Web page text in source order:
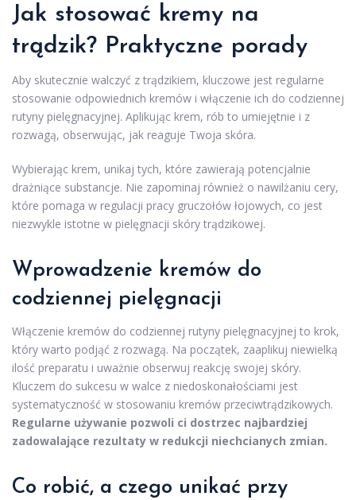
Jak stosować kremy na
trądzik? Praktyczne porady
Aby skutecznie walczyć z trądzikiem, kluczowe jest regularne
stosowanie odpowiednich kremów i włączenie ich do codziennej
rutyny pielęgnacyjnej. Aplikując krem, rób to umiejętnie i z
rozwagą, obserwując, jak reaguje Twoja skóra.
Wybierając krem, unikaj tych, które zawierają potencjalnie
drażniące substancje. Nie zapominaj również o nawilżaniu cery,
które pomaga w regulacji pracy gruczołów łojowych, co jest
niezwykle istotne w pielęgnacji skóry trądzikowej.
Wprowadzenie kremów do
codziennej pielęgnacji
Włączenie kremów do codziennej rutyny pielęgnacyjnej to krok,
który warto podjąć z rozwagą. Na początek, zaaplikuj niewielką
ilość preparatu i uważnie obserwuj reakcję swojej skóry.
Kluczem do sukcesu w walce z niedoskonałościami jest
systematyczność w stosowaniu kremów przeciwtrądzikowych.
Regularne używanie pozwoli ci dostrzec najbardziej
zadowalające rezultaty w redukcji niechcianych zmian.
Co robić, a czego unikać przy